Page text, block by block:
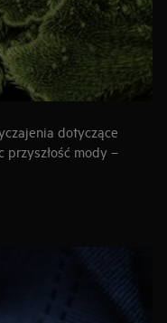
dotyczące
przyszłość mody –